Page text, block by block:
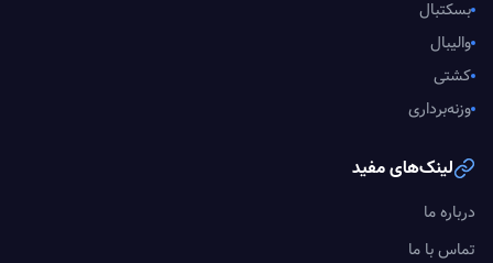
بسکتبال
والیبال
کشتی
وزنه‌برداری
لینک‌های مفید
درباره ما
تماس با ما